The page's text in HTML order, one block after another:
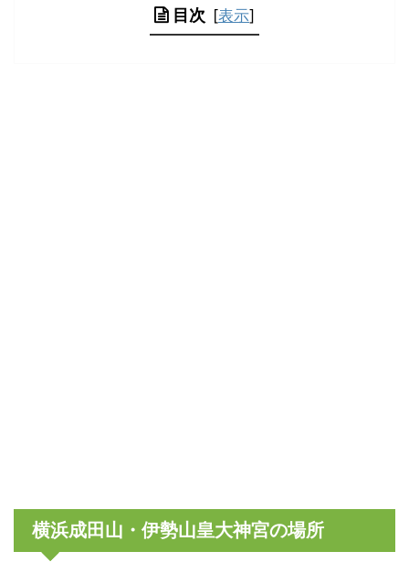
目次 [表示]
横浜成田山・伊勢山皇大神宮の場所